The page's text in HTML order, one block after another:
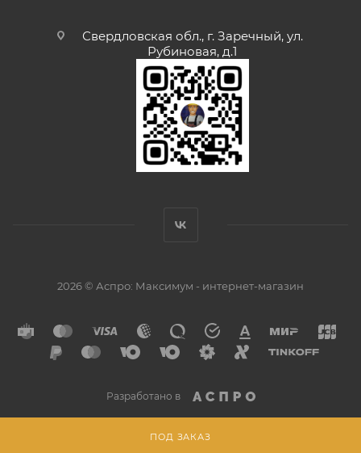
ПОД ЗАКАЗ
Свердловская обл., г. Заречный, ул.
Рубиновая, д.1
2026 © Аспро: Максимум - интернет-магазин
Разработано в